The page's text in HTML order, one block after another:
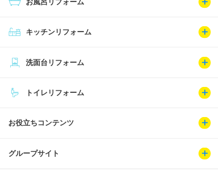
キッチンリフォーム
お風呂リフォーム
トイレリフォーム
洗面台リフォーム
お役立ちコンテンツ
グループサイト